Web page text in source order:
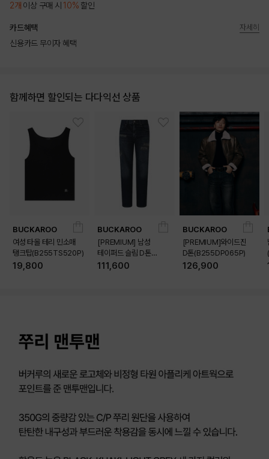
2개 이상 구매 시10% 할인
카드혜택
신용카드 무이자 혜택
자세히
함께하면 할인되는 다다익선 상품
BUCKAROO
여성 타올 테리 민소매
탱크탑(B255TS520P)
19,800
BUCKAROO
[PREMIUM] 남성
테이퍼드 슬림 D톤
(B255DP160P)
111,600
BUCKAROO
[PREMIUM]와이드진
D톤(B255DP065P)
126,900